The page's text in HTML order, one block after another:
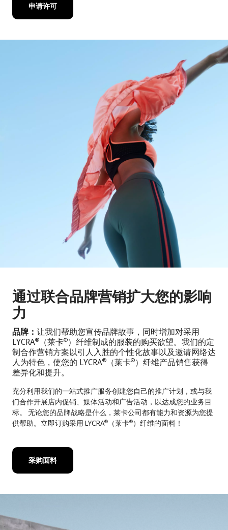
申请许可
通过联合品牌营销扩大您的影响
力
品牌： 让我们帮助您宣传品牌故事，同时增加对采用
LYCRA® （莱卡®）纤维制成的服装的购买欲望。我们的定
制合作营销方案以引人入胜的个性化故事以及邀请网络达
人为特色，使您的 LYCRA® （莱卡®）纤维产品销售获得
差异化和提升。
充分利用我们的一站式推广服务创建您自己的推广计划，或与我
们合作开展店内促销、媒体活动和广告活动，以达成您的业务目
标。 无论您的品牌战略是什么，莱卡公司都有能力和资源为您提
供帮助。立即订购采用 LYCRA® （莱卡®）纤维的面料！
采购面料